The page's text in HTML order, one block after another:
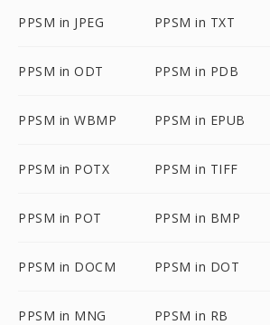
PPSM in JPEG PPSM in TXT
PPSM in ODT PPSM in PDB
PPSM in WBMP PPSM in EPUB
PPSM in POTX PPSM in TIFF
PPSM in POT PPSM in BMP
PPSM in DOCM PPSM in DOT
PPSM in MNG PPSM in RB